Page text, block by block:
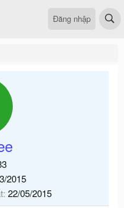
Đăng nhập
2015
22/05/2015